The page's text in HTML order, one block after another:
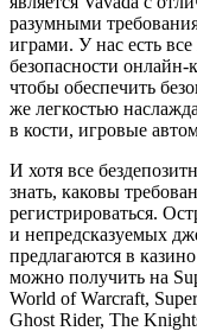
разумными
играми. У нас есть
безопасности онлайн-
чтобы обеспечить
же легкостью
в кости, игровые
И хотя все
знать, каковы
регистрироваться.
и непредсказуемых
предлагаются в
можно получить на
World of Warcraft,
Ghost Rider, The